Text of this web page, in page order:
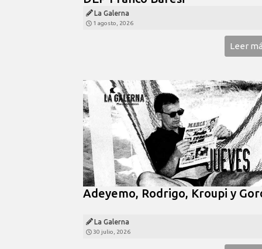
La Galerna
1 agosto, 2026
Leer
Adeyemo, Rodrigo, Kroupi y
La Galerna
30 julio, 2026